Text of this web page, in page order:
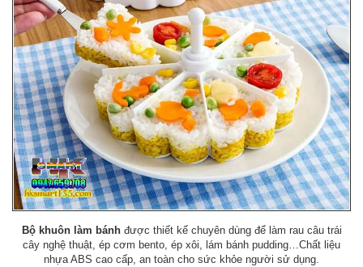
Bộ khuôn làm bánh được thiết kế chuyên dùng để làm rau câu trái
cây nghệ thuật, ép cơm bento, ép xôi, lám bánh pudding…Chất liệu
nhựa ABS cao cấp, an toàn cho sức khỏe người sử dụng.